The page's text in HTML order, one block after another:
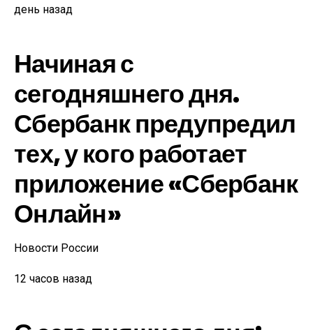
день назад
Начиная с
сегодняшнего дня.
Сбербанк предупредил
тех, у кого работает
приложение «Сбербанк
Онлайн»
Новости России
12 часов назад